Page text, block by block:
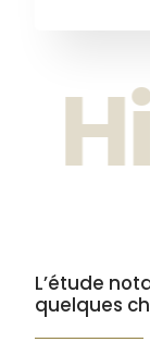
L’étude
quelques